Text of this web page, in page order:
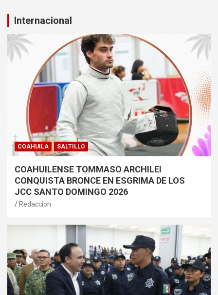
Internacional
COAHUILA SALTILLO
COAHUILENSE TOMMASO ARCHILEI
CONQUISTA BRONCE EN ESGRIMA DE LOS
JCC SANTO DOMINGO 2026
Redaccion